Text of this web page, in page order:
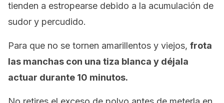
tienden a estropearse debido a la acumulación de
sudor y percudido.
Para que no se tornen amarillentos y viejos, frota
las manchas con una tiza blanca y déjala
actuar durante 10 minutos.